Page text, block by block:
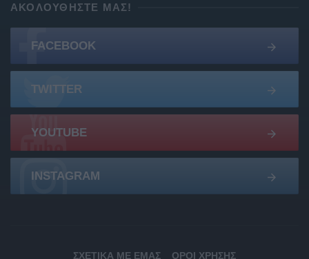
ΑΚΟΛΟΥΘΉΣΤΕ ΜΑΣ!
FACEBOOK
TWITTER
YOUTUBE
INSTAGRAM
ΣΧΕΤΙΚΆ ΜΕ ΕΜΆΣ ΌΡΟΙ ΧΡΉΣΗΣ